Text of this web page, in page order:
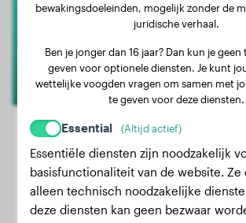
Gewicht:
Leeftijd:
Geslacht:
bewakingsdoeleinden, mogelijk zonder de
juridische verhaal.
Ben je jonger dan 16 jaar? Dan kun je
geven voor optionele diensten. Je kunt
wettelijke voogden vragen om samen met
te geven voor deze diensten.
Essential (Altijd actief)
Essentiële diensten zijn noodzakelijk
basisfunctionaliteit van de website. Ze
alleen technisch noodzakelijke
deze diensten kan geen bezwaar